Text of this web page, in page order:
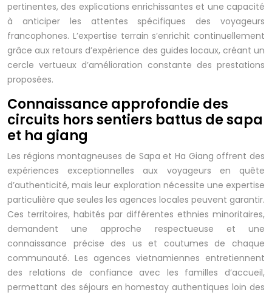
pertinentes, des explications enrichissantes et une capacité
à anticiper les attentes spécifiques des voyageurs
francophones. L’expertise terrain s’enrichit continuellement
grâce aux retours d’expérience des guides locaux, créant un
cercle vertueux d’amélioration constante des prestations
proposées.
Connaissance approfondie des
circuits hors sentiers battus de sapa
et ha giang
Les régions montagneuses de Sapa et Ha Giang offrent des
expériences exceptionnelles aux voyageurs en quête
d’authenticité, mais leur exploration nécessite une expertise
particulière que seules les agences locales peuvent garantir.
Ces territoires, habités par différentes ethnies minoritaires,
demandent une approche respectueuse et une
connaissance précise des us et coutumes de chaque
communauté. Les agences vietnamiennes entretiennent
des relations de confiance avec les familles d’accueil,
permettant des séjours en homestay authentiques loin des